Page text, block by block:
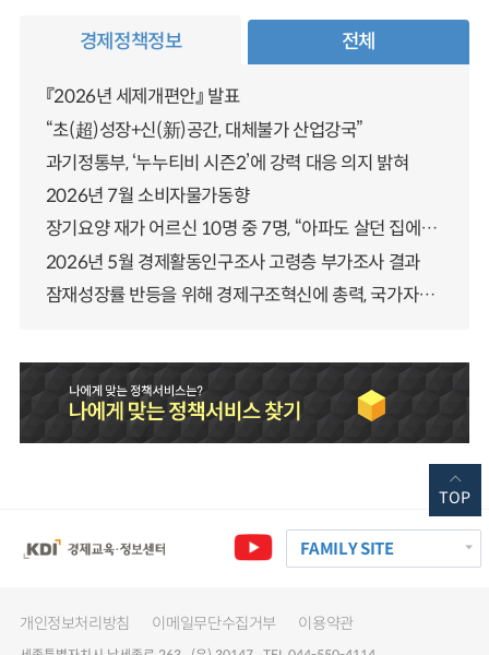
경제정책정보 전체
『2026년 세제개편안』 발표
“초(超)성장+신(新)공간, 대체불가 산업강국”
과기정통부, ‘누누티비 시즌2’에 강력 대응 의지 밝혀
2026년 7월 소비자물가동향
장기요양 재가 어르신 10명 중 7명, “아파도 살던 집에서 살겠다” 「2025년 장기요양실태조사」 결과 발표
2026년 5월 경제활동인구조사 고령층 부가조사 결과
잠재성장률 반등을 위해 경제구조혁신에 총력, 국가자산 관리체계 대전환
FAMILY SITE
개인정보처리방침 이메일무단수집거부 이용약관
TOP